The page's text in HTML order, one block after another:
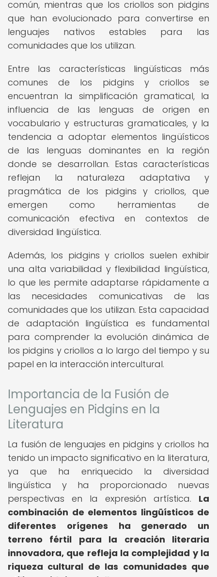
común, mientras que los criollos son pidgins
que han evolucionado para convertirse en
lenguajes nativos estables para las
comunidades que los utilizan.
Entre las características lingüísticas más
comunes de los pidgins y criollos se
encuentran la simplificación gramatical, la
influencia de las lenguas de origen en
vocabulario y estructuras gramaticales, y la
tendencia a adoptar elementos lingüísticos
de las lenguas dominantes en la región
donde se desarrollan. Estas características
reflejan la naturaleza adaptativa y
pragmática de los pidgins y criollos, que
emergen como herramientas de
comunicación efectiva en contextos de
diversidad lingüística.
Además, los pidgins y criollos suelen exhibir
una alta variabilidad y flexibilidad lingüística,
lo que les permite adaptarse rápidamente a
las necesidades comunicativas de las
comunidades que los utilizan. Esta capacidad
de adaptación lingüística es fundamental
para comprender la evolución dinámica de
los pidgins y criollos a lo largo del tiempo y su
papel en la interacción intercultural.
Importancia de la Fusión de
Lenguajes en Pidgins en la
Literatura
La fusión de lenguajes en pidgins y criollos ha
tenido un impacto significativo en la literatura,
ya que ha enriquecido la diversidad
lingüística y ha proporcionado nuevas
perspectivas en la expresión artística. La
combinación de elementos lingüísticos de
diferentes orígenes ha generado un
terreno fértil para la creación literaria
innovadora, que refleja la complejidad y la
riqueza cultural de las comunidades que